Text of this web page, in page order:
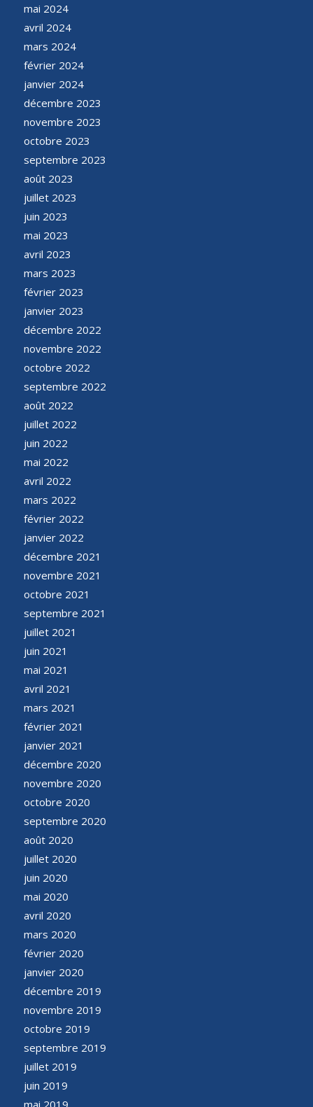
mai 2024
avril 2024
mars 2024
février 2024
janvier 2024
décembre 2023
novembre 2023
octobre 2023
septembre 2023
août 2023
juillet 2023
juin 2023
mai 2023
avril 2023
mars 2023
février 2023
janvier 2023
décembre 2022
novembre 2022
octobre 2022
septembre 2022
août 2022
juillet 2022
juin 2022
mai 2022
avril 2022
mars 2022
février 2022
janvier 2022
décembre 2021
novembre 2021
octobre 2021
septembre 2021
juillet 2021
juin 2021
mai 2021
avril 2021
mars 2021
février 2021
janvier 2021
décembre 2020
novembre 2020
octobre 2020
septembre 2020
août 2020
juillet 2020
juin 2020
mai 2020
avril 2020
mars 2020
février 2020
janvier 2020
décembre 2019
novembre 2019
octobre 2019
septembre 2019
juillet 2019
juin 2019
mai 2019